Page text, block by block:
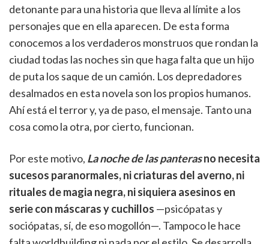
detonante para una historia que lleva al límite a los
personajes que en ella aparecen. De esta forma
conocemos a los verdaderos monstruos que rondan la
ciudad todas las noches sin que haga falta que un hijo
de puta los saque de un camión. Los depredadores
desalmados en esta novela son los propios humanos.
Ahí está el terror y, ya de paso, el mensaje. Tanto una
cosa como la otra, por cierto, funcionan.
Por este motivo, La noche de las panterasno necesita
sucesos paranormales, ni criaturas del averno, ni
rituales de magia negra, ni siquiera asesinos en
serie con máscaras y cuchillos —psicópatas y
sociópatas, sí, de eso mogollón—. Tampoco le hace